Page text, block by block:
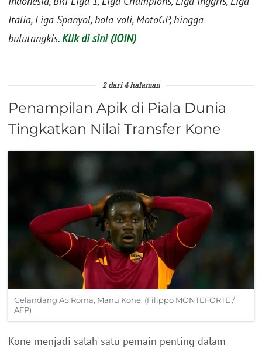
Italia, Liga Spanyol, bola voli, MotoGP, hingga
bulutangkis.Klik di sini (JOIN)
2 dari 4 halaman
Penampilan Apik di Piala Dunia
Tingkatkan Nilai Transfer Kone
Gelandang AS Roma, Manu Kone. (Filippo MONTEFORTE /
AFP)
Kone menjadi salah satu pemain penting dalam